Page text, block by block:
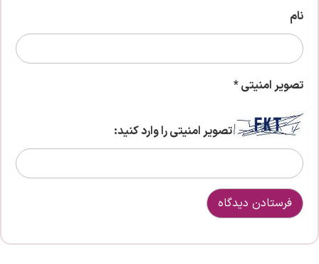
نام
تصویر امنیتی*
تصویر امنیتی را وارد کنید: